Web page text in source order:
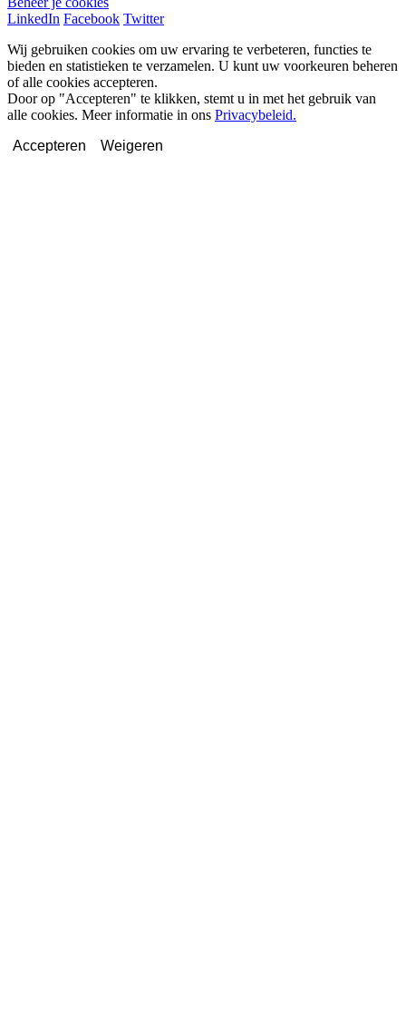
LinkedIn Facebook Twitter
Wij gebruiken cookies om uw ervaring te verbeteren, functies te
bieden en statistieken te verzamelen. U kunt uw voorkeuren beheren
of alle cookies accepteren.
Door op "Accepteren" te klikken, stemt u in met het gebruik van
alle cookies. Meer informatie in ons Privacybeleid.
Accepteren
Weigeren